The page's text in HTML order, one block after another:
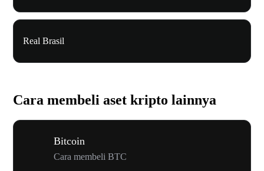
Real Brasil
Cara membeli aset kripto lainnya
Bitcoin
Cara membeli BTC